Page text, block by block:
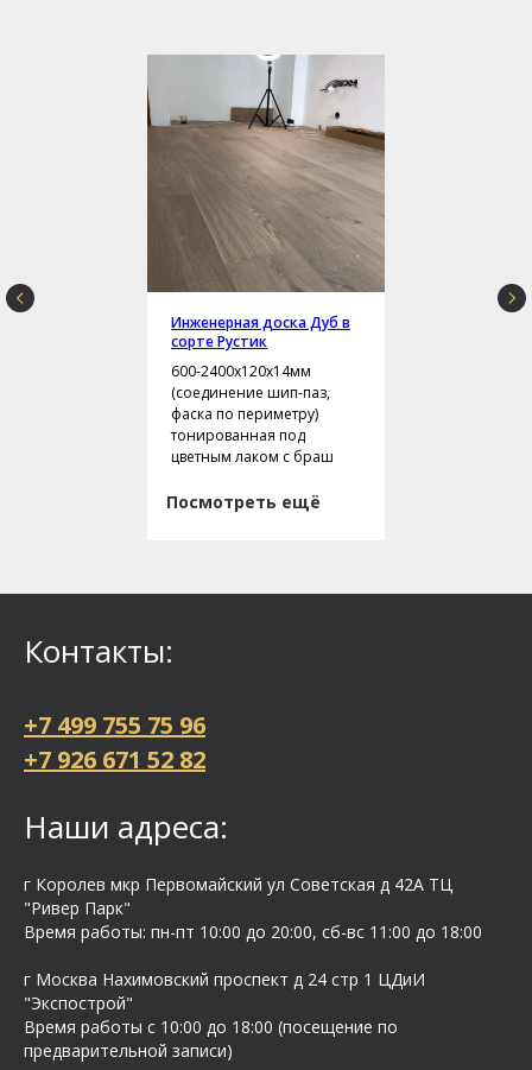
Инженерная доска Дуб в
сорте Рустик
600-2400х120х14мм
(соединение шип-паз,
фаска по периметру)
тонированная под
цветным лаком с браш
Посмотреть ещё
Контакты:
+7 499 755 75 96
+7 926 671 52 82
Наши адреса:
г Королев мкр Первомайский ул Cоветская д 42А ТЦ
"Ривер Парк"
Время работы: пн-пт 10:00 до 20:00, сб-вс 11:00 до 18:00
г Москва Нахимовский проспект д 24 стр 1 ЦДиИ
"Экспострой"
Время работы с 10:00 до 18:00 (посещение по
предварительной записи)